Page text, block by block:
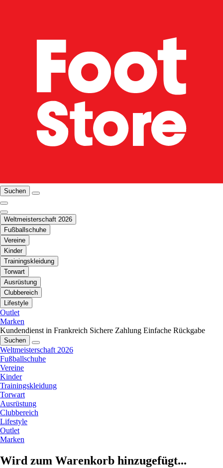
Suchen
Weltmeisterschaft 2026
Fußballschuhe
Vereine
Kinder
Trainingskleidung
Torwart
Ausrüstung
Clubbereich
Lifestyle
Outlet
Marken
Kundendienst in Frankreich Sichere Zahlung Einfache Rückgabe
Suchen
Weltmeisterschaft 2026
Fußballschuhe
Vereine
Kinder
Trainingskleidung
Torwart
Ausrüstung
Clubbereich
Lifestyle
Outlet
Marken
Wird zum Warenkorb hinzugefügt...